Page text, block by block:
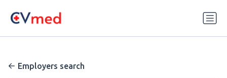
Employers search